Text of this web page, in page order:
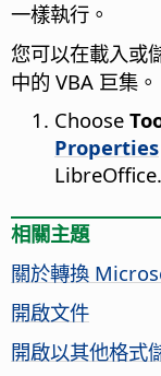
一樣執行。
您可以在載入或
中的 VBA 巨集。
Choose
Properties
LibreOffice.
相關主題
關於轉換
開啟文件
開啟以其他格式